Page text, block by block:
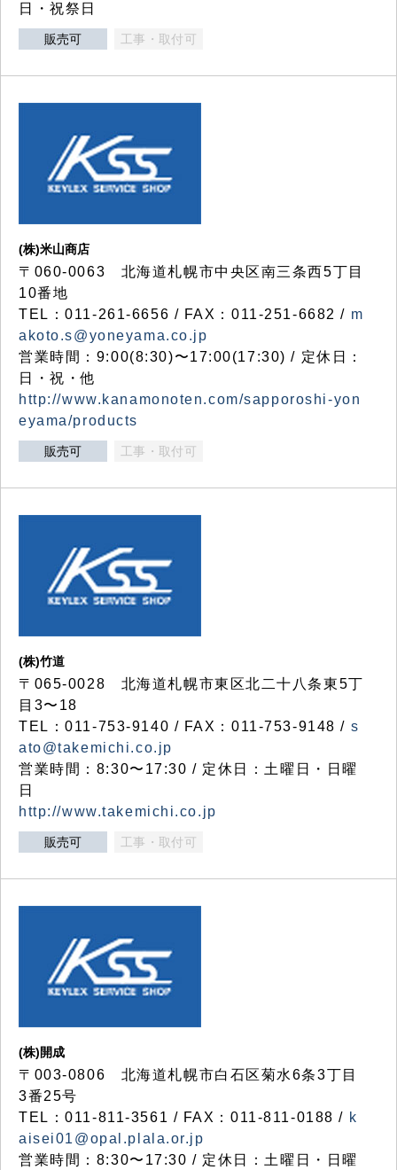
日・祝祭日
販売可 工事・取付可
(株)米山商店
〒060-0063 北海道札幌市中央区南三条西5丁目
10番地
TEL：011-261-6656 / FAX：011-251-6682 / m
akoto.s@yoneyama.co.jp
営業時間：9:00(8:30)〜17:00(17:30) / 定休日：
日・祝・他
http://www.kanamonoten.com/sapporoshi-yon
eyama/products
販売可 工事・取付可
(株)竹道
〒065-0028 北海道札幌市東区北二十八条東5丁
目3〜18
TEL：011-753-9140 / FAX：011-753-9148 / s
ato@takemichi.co.jp
営業時間：8:30〜17:30 / 定休日：土曜日・日曜
日
http://www.takemichi.co.jp
販売可 工事・取付可
(株)開成
〒003-0806 北海道札幌市白石区菊水6条3丁目
3番25号
TEL：011-811-3561 / FAX：011-811-0188 / k
aisei01@opal.plala.or.jp
営業時間：8:30〜17:30 / 定休日：土曜日・日曜